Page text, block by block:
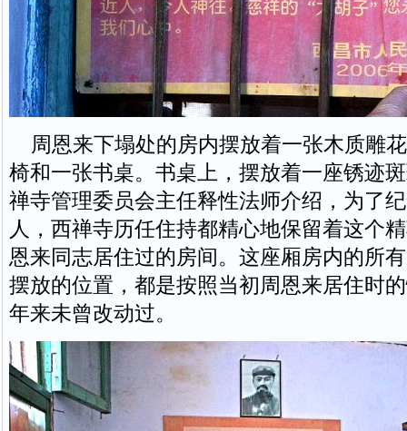
周恩来下塌处的房内摆放着一张木质雕
椅和一张书桌。书桌上，摆放着一座锈迹
禅寺管理委员会主任释性法师介绍，为了
人，西禅寺历任住持都精心地保留着这个
恩来同志居住过的房间。这座厢房内的所
摆放的位置，都是按照当初周恩来居住时
年来未曾改动过。